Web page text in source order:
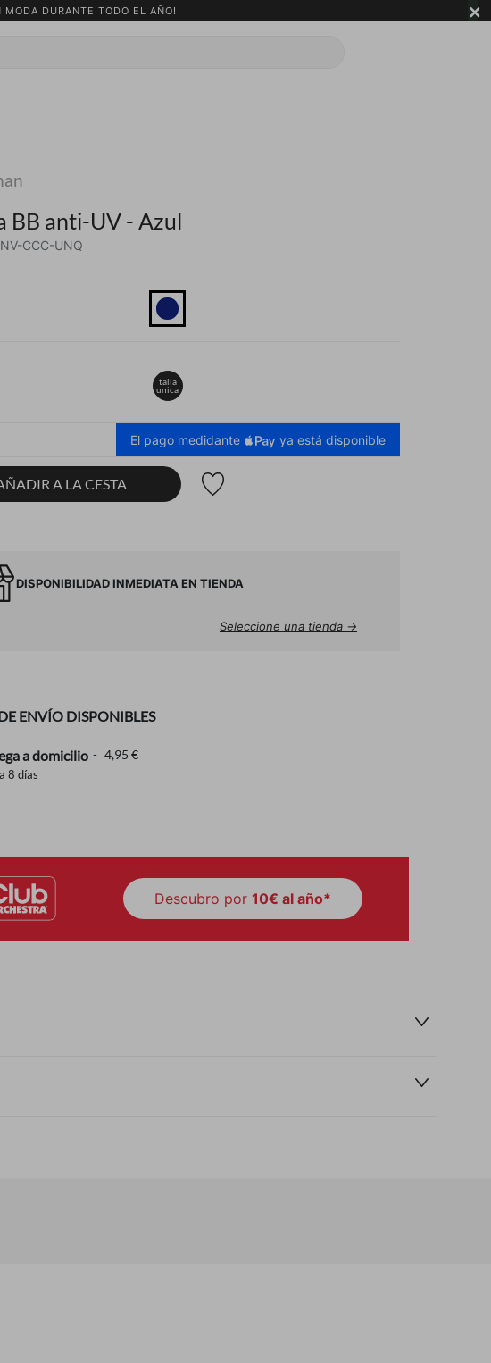
DURANTE TODO EL AÑO! ×
BB anti-UV - Azul
CCC-UNQ
talla
unica
El pago medidante ya está disponible
A LA CESTA
DISPONIBILIDAD INMEDIATA EN TIENDA
Seleccione una tienda →
ENVÍO DISPONIBLES
a domicilio 4,95 €
8 días
Descubro por 10€ al año*